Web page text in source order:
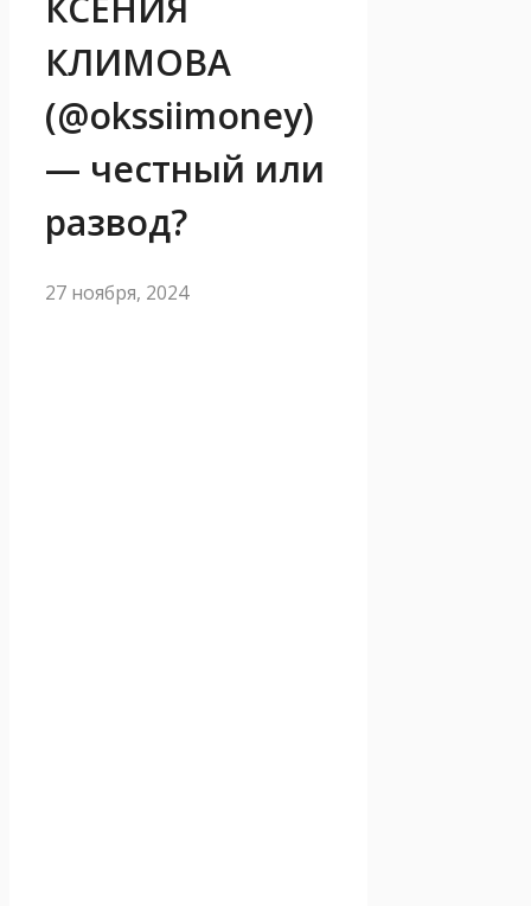
КЛИМОВА
(@okssiimoney)
— честный или
развод?
27 ноября, 2024